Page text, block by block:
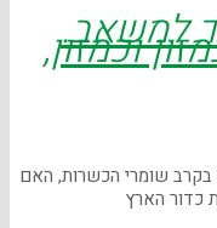
למשאב.
וכמזון,
שומרי הכשרות, האם
כדור הארץ